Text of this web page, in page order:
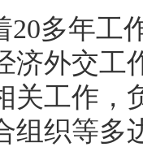
20多年工
济外交工
关工作，
组织等多